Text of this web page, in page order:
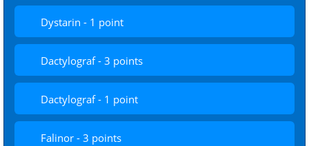
Dystarin - 1 point
Dactylograf - 3 points
Dactylograf - 1 point
Falinor - 3 points